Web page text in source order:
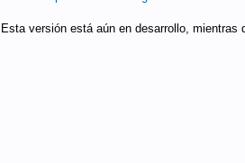
Esta versión está aún en desarrollo,